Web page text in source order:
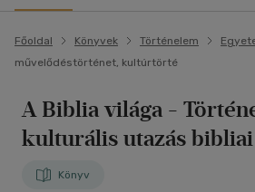
Főoldal Könyvek Történelem
művelődéstörténet, kultúrtörté
A Biblia világa -
kulturális utazás
Könyv